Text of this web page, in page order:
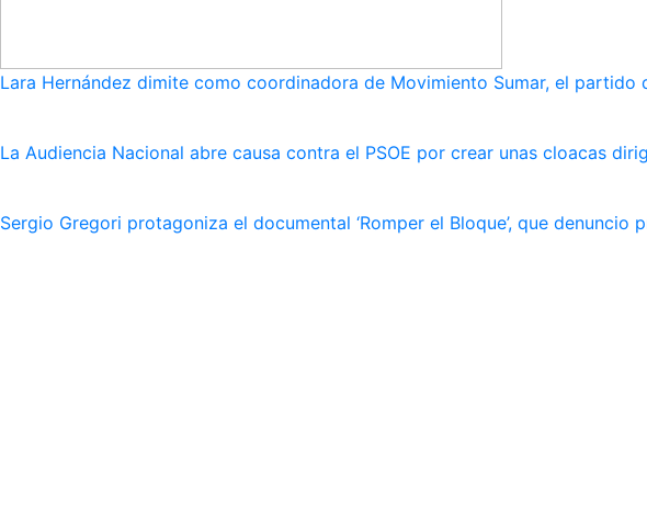
Lara Hernández dimite como coordinadora de Movimiento Sumar, el
La Audiencia Nacional abre causa contra el PSOE por crear unas cloacas
Sergio Gregori protagoniza el documental ‘Romper el Bloque’, que